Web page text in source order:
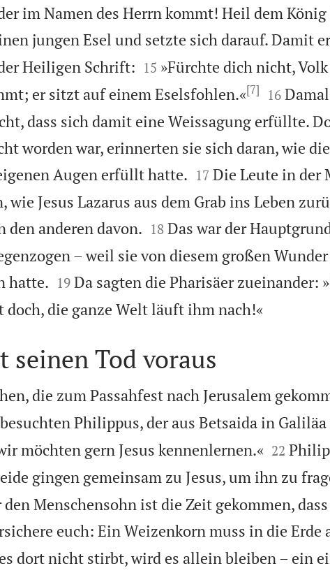
im Namen des Herrn kommt! Heil dem
jungen Esel und setzte sich darauf. Damit
Heiligen Schrift:
15 »Fürchte dich nicht,
er sitzt auf einem Eselsfohlen.«[7]
16
dass sich damit eine Weissagung erfüllte.
worden war, erinnerten sie sich daran, wie
Augen erfüllt hatte.
17 Die Leute in der
wie Jesus Lazarus aus dem Grab ins Leben
den anderen davon.
18 Das war der
– weil sie von diesem großen
hatte.
19 Da sagten die Pharisäer zueinander:
doch, die ganze Welt läuft ihm nach!«
seinen Tod voraus
die zum Passahfest nach Jerusalem
besuchten Philippus, der aus Betsaida in
möchten gern Jesus kennenlernen.«
22
gingen gemeinsam zu Jesus, um ihn zu
Menschensohn ist die Zeit gekommen,
euch: Ein Weizenkorn muss in die Erde
dort nicht stirbt, wird es allein bleiben – ein